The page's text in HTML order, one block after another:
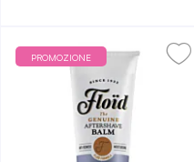
PROMOZIONE